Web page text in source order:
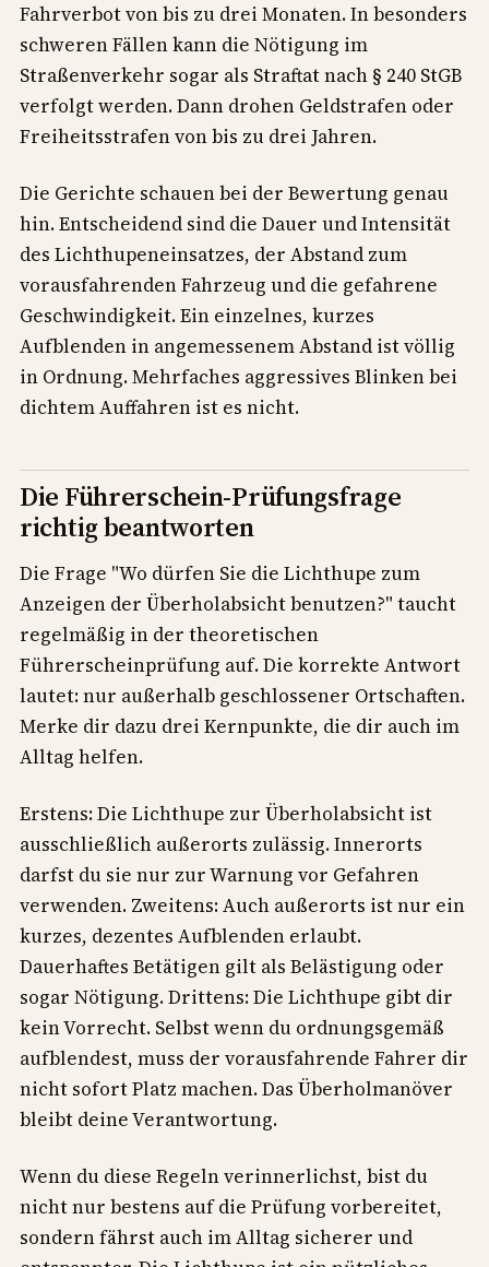
Fahrverbot von bis zu drei Monaten. In besonders
schweren Fällen kann die Nötigung im
Straßenverkehr sogar als Straftat nach § 240 StGB
verfolgt werden. Dann drohen Geldstrafen oder
Freiheitsstrafen von bis zu drei Jahren.
Die Gerichte schauen bei der Bewertung genau
hin. Entscheidend sind die Dauer und Intensität
des Lichthupeneinsatzes, der Abstand zum
vorausfahrenden Fahrzeug und die gefahrene
Geschwindigkeit. Ein einzelnes, kurzes
Aufblenden in angemessenem Abstand ist völlig
in Ordnung. Mehrfaches aggressives Blinken bei
dichtem Auffahren ist es nicht.
Die Führerschein-Prüfungsfrage
richtig beantworten
Die Frage "Wo dürfen Sie die Lichthupe zum
Anzeigen der Überholabsicht benutzen?" taucht
regelmäßig in der theoretischen
Führerscheinprüfung auf. Die korrekte Antwort
lautet: nur außerhalb geschlossener Ortschaften.
Merke dir dazu drei Kernpunkte, die dir auch im
Alltag helfen.
Erstens: Die Lichthupe zur Überholabsicht ist
ausschließlich außerorts zulässig. Innerorts
darfst du sie nur zur Warnung vor Gefahren
verwenden. Zweitens: Auch außerorts ist nur ein
kurzes, dezentes Aufblenden erlaubt.
Dauerhaftes Betätigen gilt als Belästigung oder
sogar Nötigung. Drittens: Die Lichthupe gibt dir
kein Vorrecht. Selbst wenn du ordnungsgemäß
aufblendest, muss der vorausfahrende Fahrer dir
nicht sofort Platz machen. Das Überholmanöver
bleibt deine Verantwortung.
Wenn du diese Regeln verinnerlichst, bist du
nicht nur bestens auf die Prüfung vorbereitet,
sondern fährst auch im Alltag sicherer und